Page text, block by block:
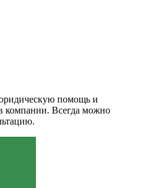
помощь и
компании. Всегда можно